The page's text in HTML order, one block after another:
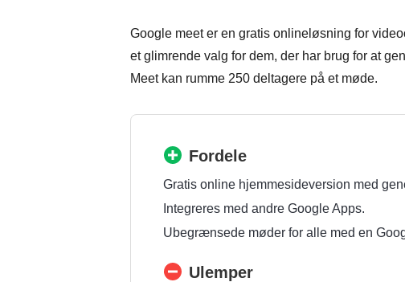
Google meet er en gratis onlineløsning for
et glimrende valg for dem, der har brug for at
Meet kan rumme 250 deltagere på et møde.
Fordele
Gratis online hjemmesideversion med
Integreres med andre Google Apps.
Ubegrænsede møder for alle med en
Ulemper